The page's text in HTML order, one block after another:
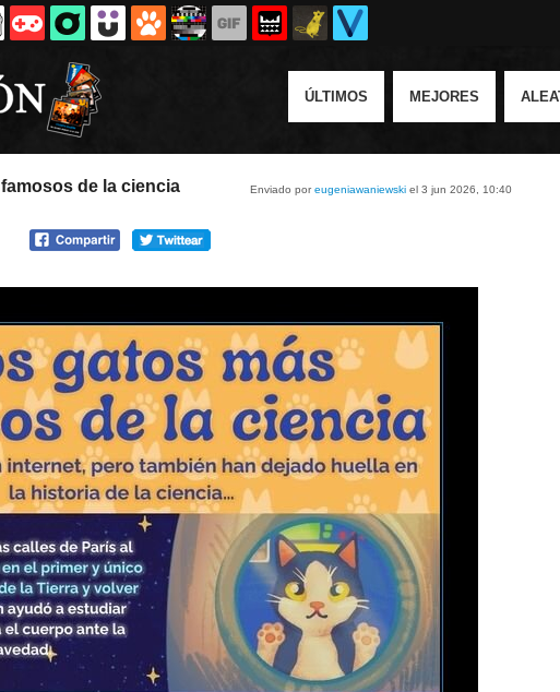
ÚLTIMOS MEJORES
Enviado poreugeniawaniewski el 3 jun 2026, 10:40
de la ciencia